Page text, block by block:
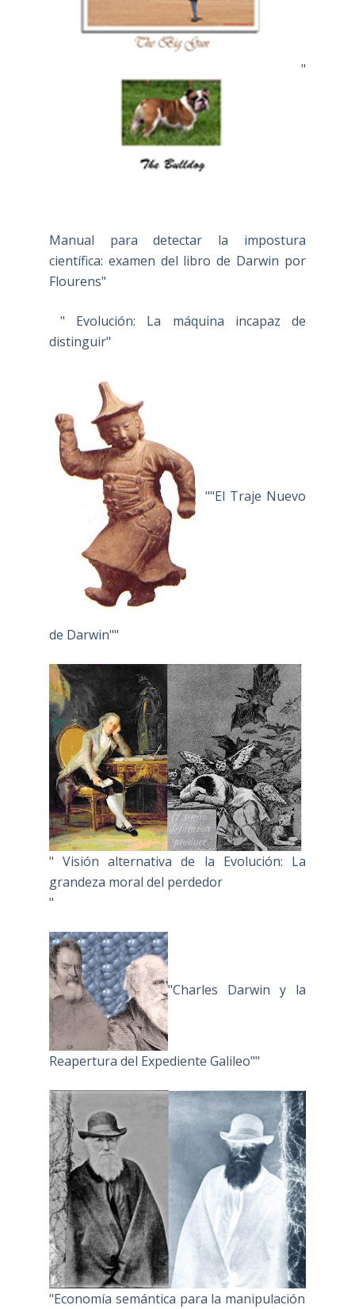
"
Manual para detectar la impostura
científica: examen del libro de Darwin por
Flourens"
" Evolución: La máquina incapaz de
distinguir"
""El Traje Nuevo
de Darwin""
" Visión alternativa de la Evolución: La
grandeza moral del perdedor
"
"Charles Darwin y la
Reapertura del Expediente Galileo""
"Economía semántica para la manipulación